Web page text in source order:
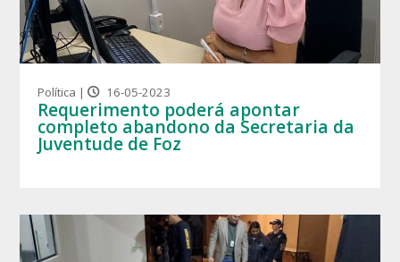
Política | 16-05-2023
Requerimento poderá apontar
completo abandono da Secretaria da
Juventude de Foz